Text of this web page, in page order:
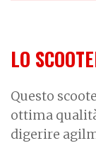
LO
Questo
ottima
digerire